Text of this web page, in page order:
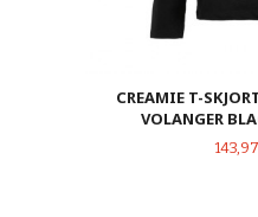
CREAMIE T-
VOLANGER
Tilbud
143,97